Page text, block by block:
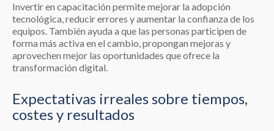
Invertir en capacitación permite mejorar la adopción
tecnológica, reducir errores y aumentar la confianza de los
equipos. También ayuda a que las personas participen de
forma más activa en el cambio, propongan mejoras y
aprovechen mejor las oportunidades que ofrece la
transformación digital.
Expectativas irreales sobre tiempos,
costes y resultados